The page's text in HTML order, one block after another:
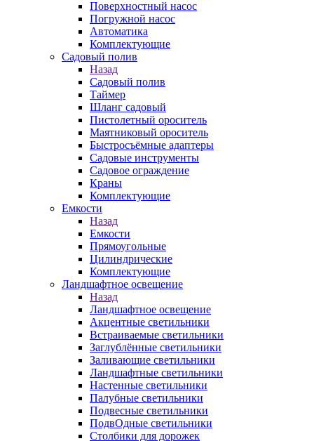
Поверхностный насос
Погружной насос
Автоматика
Комплектующие
Садовый полив
Назад
Садовый полив
Таймер
Шланг садовый
Пистолетный ороситель
Маятниковый ороситель
Быстросъёмные адаптеры
Садовые инструменты
Садовое ограждение
Краны
Комплектующие
Емкости
Назад
Емкости
Прямоугольные
Цилиндрические
Комплектующие
Ландшафтное освещение
Назад
Ландшафтное освещение
Акцентные светильники
Встраиваемые светильники
Заглублённые светильники
Заливающие светильники
Ландшафтные светильники
Настенные светильники
Палубные светильники
Подвесные светильники
ПодвОдные светильники
Столбики для дорожек